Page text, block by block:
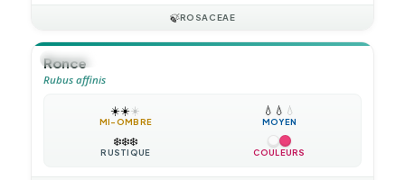
🍃ROSACEAE
🪴VIVACE
Ronce
Rubus affinis
☀️☀️☀️
MI-OMBRE
💧 💧 💧
MOYEN
❄️❄️❄️
RUSTIQUE COULEURS